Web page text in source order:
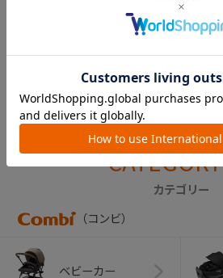
￥14,300
CATEGORY
カテゴリー
（コンビ）
ベビーカー